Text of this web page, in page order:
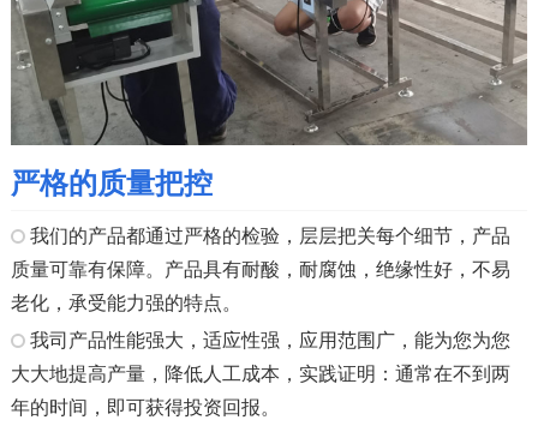
严格的质量把控
我们的产品都通过严格的检验，层层把关每个细节，产品
质量可靠有保障。产品具有耐酸，耐腐蚀，绝缘性好，不易
老化，承受能力强的特点。
我司产品性能强大，适应性强，应用范围广，能为您为您
大大地提高产量，降低人工成本，实践证明：通常在不到两
年的时间，即可获得投资回报。